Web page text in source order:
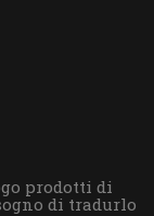
prodotti di
di tradurlo